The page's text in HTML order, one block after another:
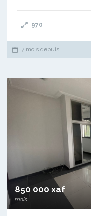
970
7 mois depuis
850 000 xaf
mois